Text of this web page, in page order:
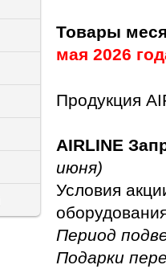
Товары
мая 2026
Продукция
AIRLINE
июня)
Условия
Период
Подарки